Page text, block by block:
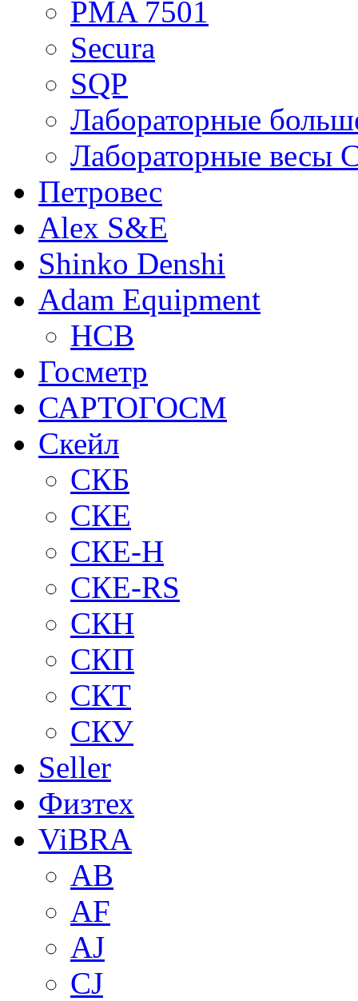
PMA 7501
Secura
SQP
Лабораторные
Лабораторные весы
Петровес
Alex S&E
Shinko Denshi
Adam Equipment
HCB
Госметр
САРТОГОСМ
Скейл
СКБ
СКЕ
СКЕ-H
СКЕ-RS
СКН
СКП
СКТ
СКУ
Seller
Физтех
ViBRA
AB
AF
AJ
CJ